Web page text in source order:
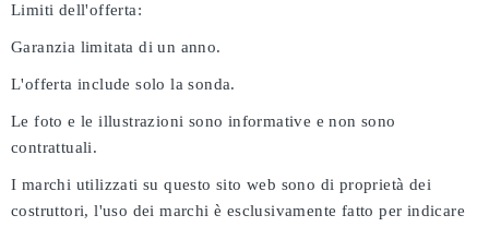
Limiti dell'offerta:
Garanzia limitata di un anno.
L'offerta include solo la sonda.
Le foto e le illustrazioni sono informative e non sono
contrattuali.
I marchi utilizzati su questo sito web sono di proprietà dei
costruttori, l'uso dei marchi è esclusivamente fatto per indicare